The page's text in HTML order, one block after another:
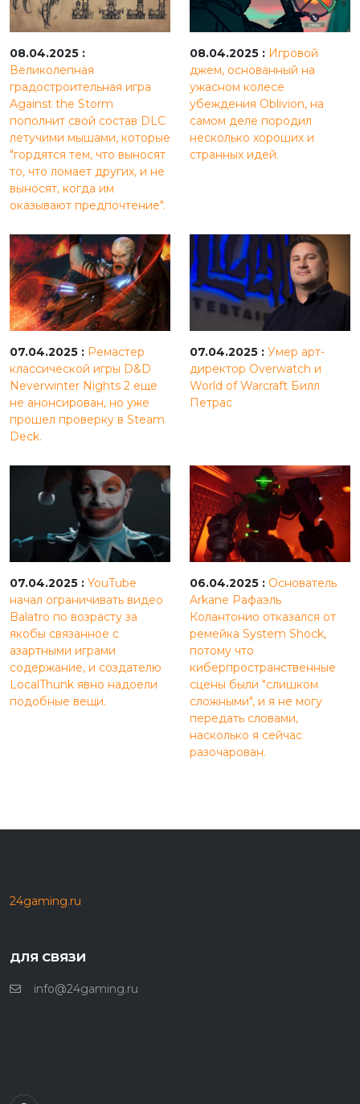
08.04.2025 :
Великолепная
градостроительная игра
Against the Storm
пополнит свой состав DLC
летучими мышами, которые
"гордятся тем, что выносят
то, что ломает других, и не
выносят, когда им
оказывают предпочтение".
08.04.2025 : Игровой
джем, основанный на
ужасном колесе
убеждения Oblivion, на
самом деле породил
несколько хороших и
странных идей.
07.04.2025 : Ремастер
классической игры D&D
Neverwinter Nights 2 еще
не анонсирован, но уже
прошел проверку в Steam
Deck.
07.04.2025 : Умер арт-
директор Overwatch и
World of Warcraft Билл
Петрас
07.04.2025 : YouTube
начал ограничивать видео
Balatro по возрасту за
якобы связанное с
азартными играми
содержание, и создателю
LocalThunk явно надоели
подобные вещи.
06.04.2025 : Основатель
Arkane Рафаэль
Колантонио отказался от
ремейка System Shock,
потому что
киберпространственные
сцены были "слишком
сложными", и я не могу
передать словами,
насколько я сейчас
разочарован.
24gaming.ru
ДЛЯ СВЯЗИ
info@24gaming.ru